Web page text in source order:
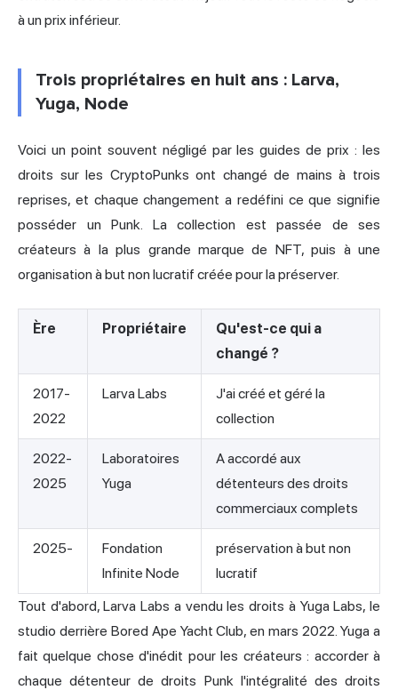
à un prix inférieur.
Trois propriétaires en huit ans : Larva,
Yuga, Node
Voici un point souvent négligé par les guides de prix : les
droits sur les CryptoPunks ont changé de mains à trois
reprises, et chaque changement a redéfini ce que signifie
posséder un Punk. La collection est passée de ses
créateurs à la plus grande marque de NFT, puis à une
organisation à but non lucratif créée pour la préserver.
Ère Propriétaire
Qu'est-ce qui a
changé ?
2017-
2022
Larva Labs
J'ai créé et géré la
collection
2022-
2025
Laboratoires
Yuga
A accordé aux
détenteurs des droits
commerciaux complets
2025-
Fondation
Infinite Node
préservation à but non
lucratif
Tout d'abord, Larva Labs a vendu les droits à Yuga Labs, le
studio derrière Bored Ape Yacht Club, en mars 2022. Yuga a
fait quelque chose d'inédit pour les créateurs : accorder à
chaque détenteur de droits Punk l'intégralité des droits